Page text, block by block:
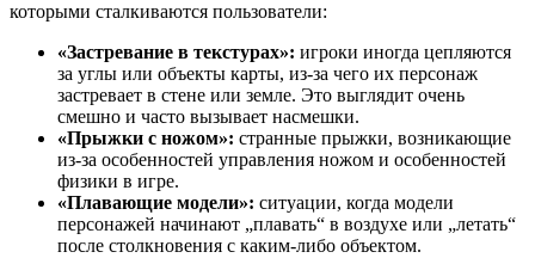
которыми сталкиваются пользователи:
«Застревание в текстурах»: игроки иногда цепляются
за углы или объекты карты, из-за чего их персонаж
застревает в стене или земле. Это выглядит очень
смешно и часто вызывает насмешки.
«Прыжки с ножом»: странные прыжки, возникающие
из-за особенностей управления ножом и особенностей
физики в игре.
«Плавающие модели»: ситуации, когда модели
персонажей начинают „плавать“ в воздухе или „летать“
после столкновения с каким-либо объектом.